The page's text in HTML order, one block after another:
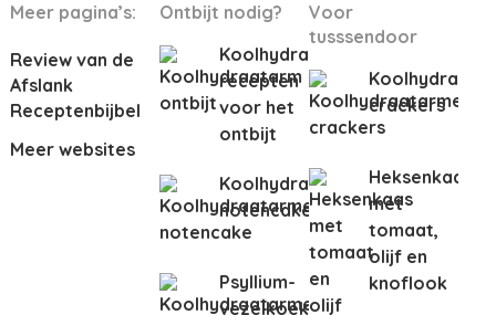
Meer pagina’s:
Review van de
Afslank
Receptenbijbel
Meer websites
Ontbijt nodig?
Koolhydraatarme
recepten
voor het
ontbijt
Koolhydraatarme
notencake
Psyllium-
vezelkoeken
Voor
tusssendoor
crackers
Heksenkaas
met
tomaat,
olijf en
knoflook